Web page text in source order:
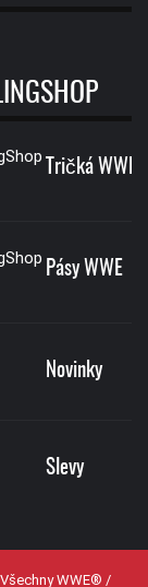
Tričká WWE
Pásy WWE
Novinky
Slevy
WWE® /